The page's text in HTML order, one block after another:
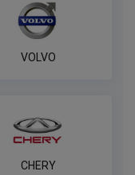
VOLVO
CHERY